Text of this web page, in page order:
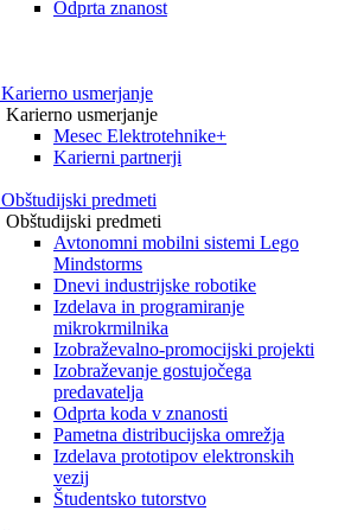
Odprta znanost
Karierno usmerjanje
Karierno usmerjanje
Mesec Elektrotehnike+
Karierni partnerji
Obštudijski predmeti
Obštudijski predmeti
Avtonomni mobilni sistemi Lego
Mindstorms
Dnevi industrijske robotike
Izdelava in programiranje
mikrokrmilnika
Izobraževalno-promocijski projekti
Izobraževanje gostujočega
predavatelja
Odprta koda v znanosti
Pametna distribucijska omrežja
Izdelava prototipov elektronskih
vezij
Študentsko tutorstvo